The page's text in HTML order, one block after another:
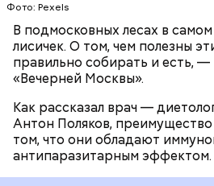
Фото: Pexels
В подмосковных лесах в
лисичек. О том, чем полезны
правильно собирать и есть, —
«Вечерней Москвы».
Как рассказал врач —
Антон Поляков, преимущество
том, что они обладают
антипаразитарным эффектом.
паниковать, подчеркнул Бычков:
«Грязная»
жизнь в
В Припяти он проработал
задачу входило измерение
воздухе. Кроме того, Макеев
эвакуации населения из
мнению, нужно было делать